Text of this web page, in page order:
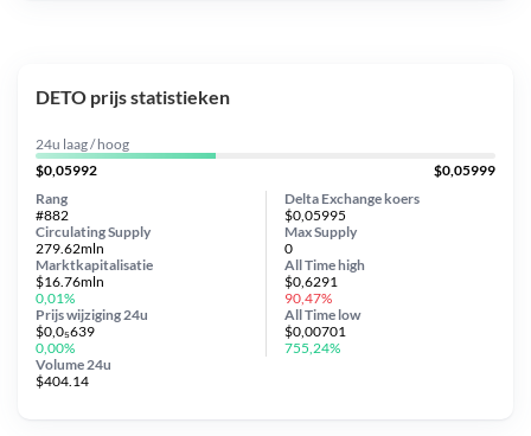
DETO prijs statistieken
24u laag / hoog
$0,05992
$0,05999
Delta Exchange koers
$0,05995
Circulating Supply
279.62mln
Prijs wijziging 24u
$0,0₅639
0,00%
Max Supply
0
Marktkapitalisatie
$16.76mln
0,01%
Volume 24u
$404.14
Rang
#882
All Timehigh
$0,6291
90,47%
All Time low
$0,00701
755,24%